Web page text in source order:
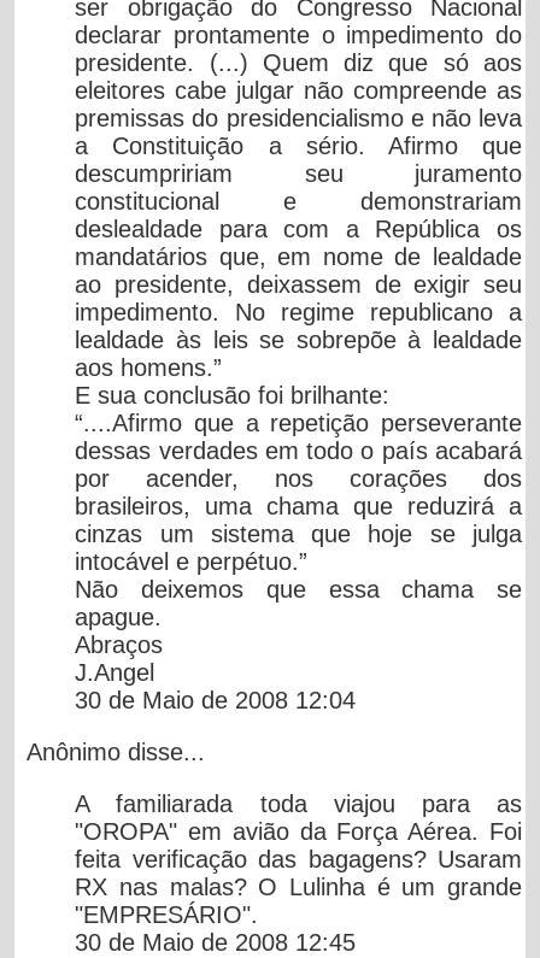
ser obrigação do Congresso Nacional
declarar prontamente o impedimento do
presidente. (...) Quem diz que só aos
eleitores cabe julgar não compreende as
premissas do presidencialismo e não leva
a Constituição a sério. Afirmo que
descumpririam seu juramento
constitucional e demonstrariam
deslealdade para com a República os
mandatários que, em nome de lealdade
ao presidente, deixassem de exigir seu
impedimento. No regime republicano a
lealdade às leis se sobrepõe à lealdade
aos homens.”
E sua conclusão foi brilhante:
“....Afirmo que a repetição perseverante
dessas verdades em todo o país acabará
por acender, nos corações dos
brasileiros, uma chama que reduzirá a
cinzas um sistema que hoje se julga
intocável e perpétuo.”
Não deixemos que essa chama se
apague.
Abraços
J.Angel
30 de Maio de 2008 12:04
Anônimo disse...
A familiarada toda viajou para as
"OROPA" em avião da Força Aérea. Foi
feita verificação das bagagens? Usaram
RX nas malas? O Lulinha é um grande
"EMPRESÁRIO".
30 de Maio de 2008 12:45